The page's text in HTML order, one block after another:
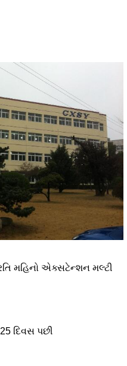
મહિનો એક્સટેન્શન મલ્ટી
દિવસ પછી